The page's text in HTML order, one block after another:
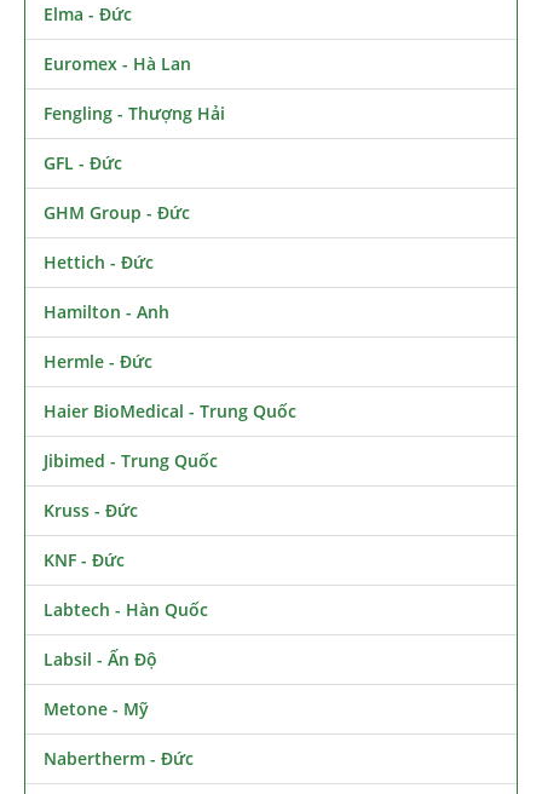
Elma - Đức
Euromex - Hà Lan
Fengling - Thượng Hải
GFL - Đức
GHM Group - Đức
Hettich - Đức
Hamilton - Anh
Hermle - Đức
Haier BioMedical - Trung Quốc
Jibimed - Trung Quốc
Kruss - Đức
KNF - Đức
Labtech - Hàn Quốc
Labsil - Ấn Độ
Metone - Mỹ
Nabertherm - Đức